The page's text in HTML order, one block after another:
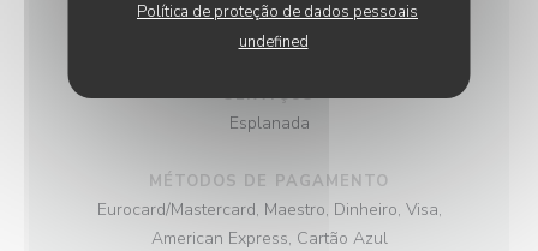
Política de proteção de dados pessoais
undefined
INFORMAÇÕES GERAIS
SERVIÇOS
Esplanada
MÉTODOS DE PAGAMENTO
Eurocard/Mastercard, Maestro, Dinheiro, Visa,
American Express, Cartão Azul